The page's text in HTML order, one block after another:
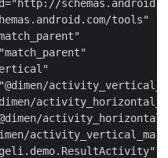
tools"
>